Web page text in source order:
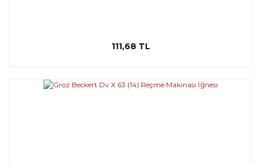
111,68 TL